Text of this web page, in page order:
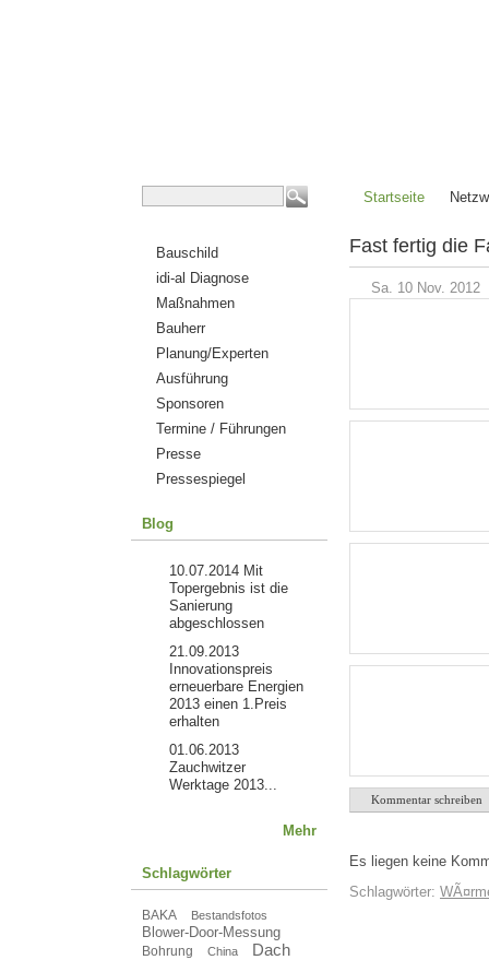
Startseite
Bauschild
idi-al Diagnose
Maßnahmen
Bauherr
Planung/Experten
Ausführung
Sponsoren
Termine / Führungen
Presse
Pressespiegel
Blog
10.07.2014 Mit
Topergebnis ist die
Sanierung
abgeschlossen
21.09.2013
Innovationspreis
erneuerbare Energien
2013 einen 1.Preis
erhalten
01.06.2013
Zauchwitzer
Werktage 2013...
Mehr
Schlagwörter
BAKA Bestandsfotos
Blower-Door-Messung
Bohrung China Dach
Fast fertig die
Sa. 10 Nov. 2012
Kommentar schreiben
Es liegen keine
Schlagwörter: